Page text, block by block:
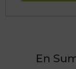
En